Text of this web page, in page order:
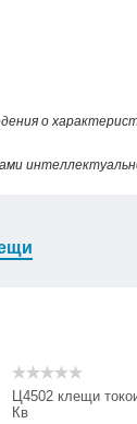
о
Ц4502 клещи
Кв